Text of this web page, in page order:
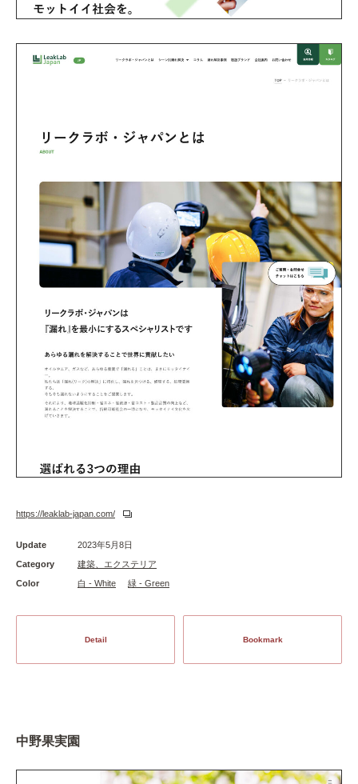
https://leaklab-japan.com/
Update
2023年5月8日
Category
建築、エクステリア
Color
白 - White 緑 - Green
Detail Bookmark
中野果実園